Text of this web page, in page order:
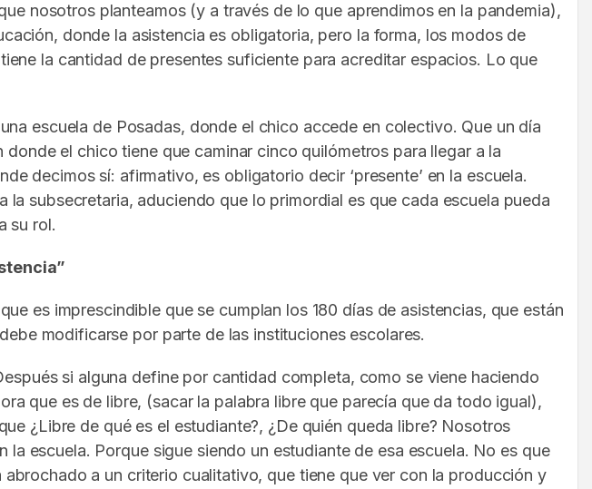
nosotros planteamos (y a través de lo que aprendimos en la pandemia),
donde la asistencia es obligatoria, pero la forma, los modos de
la cantidad de presentes suficiente para acreditar espacios. Lo que
escuela de Posadas, donde el chico accede en colectivo. Que un día
el chico tiene que caminar cinco quilómetros para llegar a la
decimos sí: afirmativo, es obligatorio decir ‘presente’ en la escuela.
subsecretaria, aduciendo que lo primordial es que cada escuela pueda
su rol.
es imprescindible que se cumplan los 180 días de asistencias, que están
modificarse por parte de las instituciones escolares.
si alguna define por cantidad completa, como se viene haciendo
que es de libre, (sacar la palabra libre que parecía que da todo igual),
¿Libre de qué es el estudiante?, ¿De quién queda libre? Nosotros
escuela. Porque sigue siendo un estudiante de esa escuela. No es que
a un criterio cualitativo, que tiene que ver con la producción y